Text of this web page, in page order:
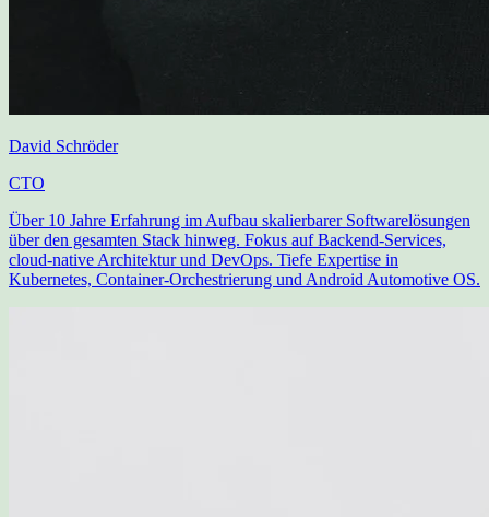
David Schröder
CTO
Über 10 Jahre Erfahrung im Aufbau skalierbarer Softwarelösungen
über den gesamten Stack hinweg. Fokus auf Backend-Services,
cloud-native Architektur und DevOps. Tiefe Expertise in
Kubernetes, Container-Orchestrierung und Android Automotive OS.